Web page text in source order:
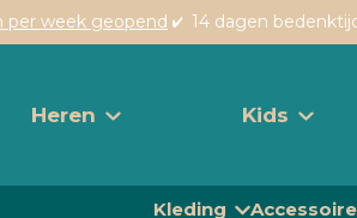
per week geopend 14 dagen
Heren Kids
Kleding